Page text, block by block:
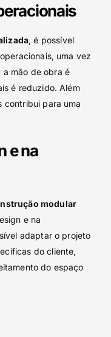
, é possível
uma vez
a mão de obra é
é reduzido. Além
contribui para uma
e na
modular
e na
adaptar o projeto
do cliente,
do espaço